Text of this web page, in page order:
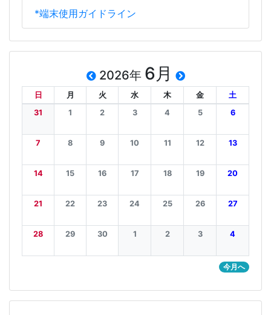
*端末使用ガイドライン
2026年 6月
日 月 火 水 木 金
土
31
1 2 3 4 5 6
7 8 9 10 11 12 13
14 15 16 17 18 19 20
21 22 23 24 25 26 27
28 29 30 1 2 3 4
今月へ